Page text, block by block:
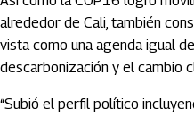
alrededor de Cali, también
vista como una agenda igual
descarbonización y el cambio
“Subió el perfil político